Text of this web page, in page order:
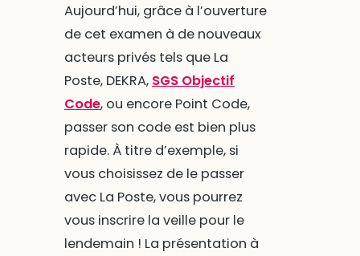
Aujourd’hui, grâce à l’ouverture
de cet examen à de nouveaux
acteurs privés tels que La
Poste, DEKRA, SGS Objectif
Code, ou encore Point Code,
passer son code est bien plus
rapide. À titre d’exemple, si
vous choisissez de le passer
avec La Poste, vous pourrez
vous inscrire la veille pour le
lendemain ! La présentation à